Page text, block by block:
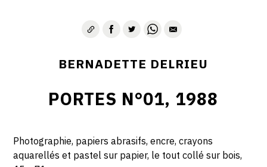
BERNADETTE DELRIEU
PORTES N°01, 1988
Photographie, papiers abrasifs, encre, crayons
aquarellés et pastel sur papier, le tout collé sur bois,